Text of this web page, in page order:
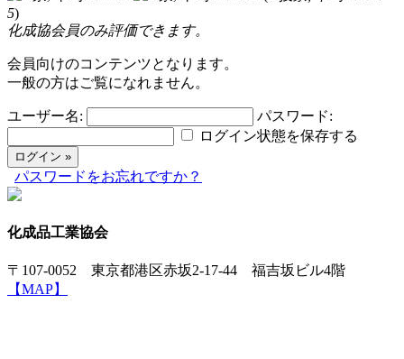
5)
化成協会員のみ評価できます。
会員向けのコンテンツとなります。
一般の方はご覧になれません。
ユーザー名:
パスワード:
ログイン状態を保存する
パスワードをお忘れですか？
化成品工業協会
〒107-0052 東京都港区赤坂2-17-44 福吉坂ビル4階
【MAP】